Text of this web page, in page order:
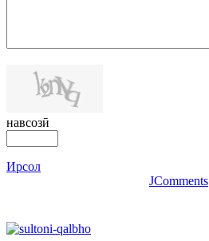
навсозӣ
Ирсол
JComments